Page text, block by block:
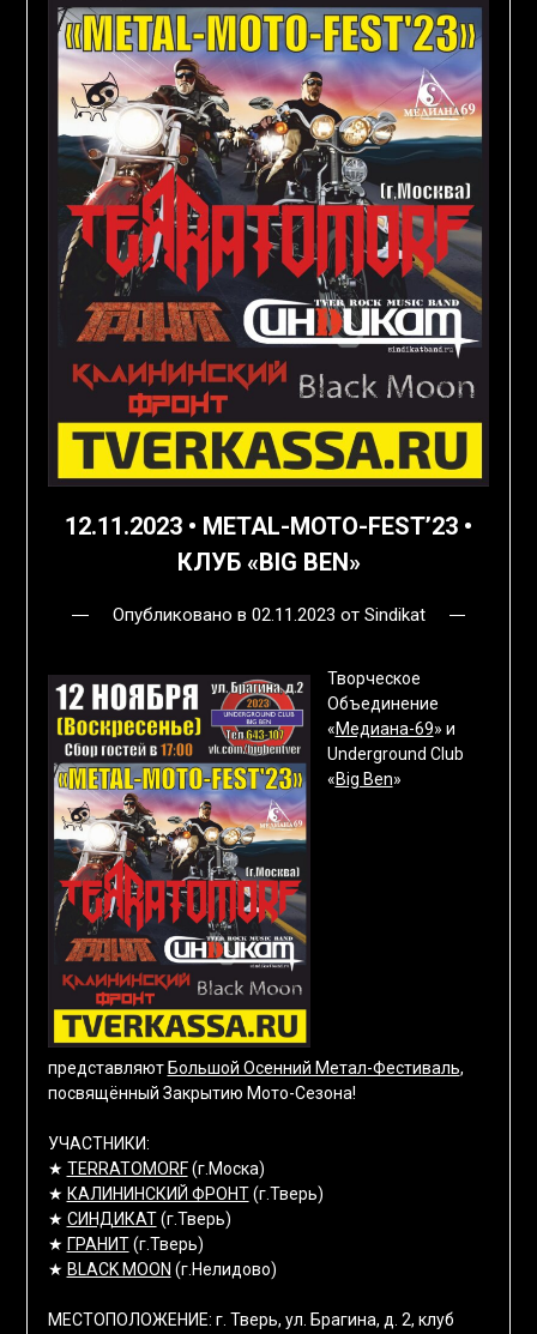
12.11.2023 • METAL-MOTO-FEST’23 •
КЛУБ «BIG BEN»
Опубликовано в 02.11.2023 от Sindikat
Творческое
Объединение
«Медиана-69» и
Underground Club
«Big Ben»
представляют Большой Осенний Метал-Фестиваль,
посвящённый Закрытию Мото-Сезона!
УЧАСТНИКИ:
★ TERRATOMORF(г.Моска)
★ КАЛИНИНСКИЙ ФРОНТ(г.Тверь)
★ СИНДИКАТ(г.Тверь)
★ ГРАНИТ(г.Тверь)
★ BLACK MOON (г.Нелидово)
МЕСТОПОЛОЖЕНИЕ: г. Тверь, ул. Брагина, д. 2, клуб